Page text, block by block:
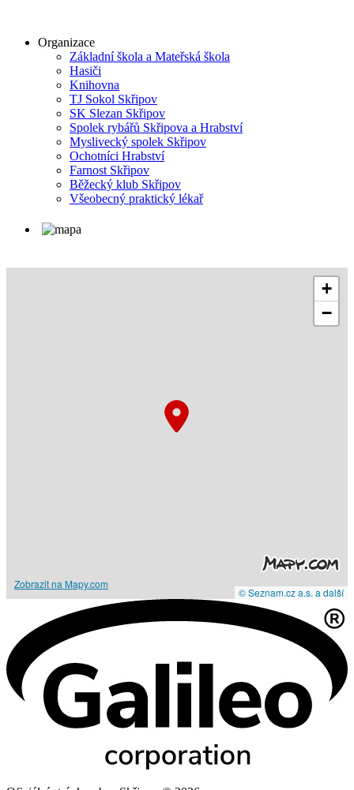
Organizace
Základní škola a Mateřská škola
Hasiči
Knihovna
TJ Sokol Skřipov
SK Slezan Skřipov
Spolek rybářů Skřipova a Hrabství
Myslivecký spolek Skřipov
Ochotníci Hrabství
Farnost Skřipov
Běžecký klub Skřipov
Všeobecný praktický lékař
+
−
Zobrazit na Mapy.com
© Seznam.cz a.s. a další